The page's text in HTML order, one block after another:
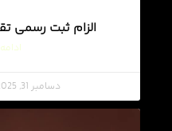
الزام ثبت رسمی
دسامبر 31, 2025